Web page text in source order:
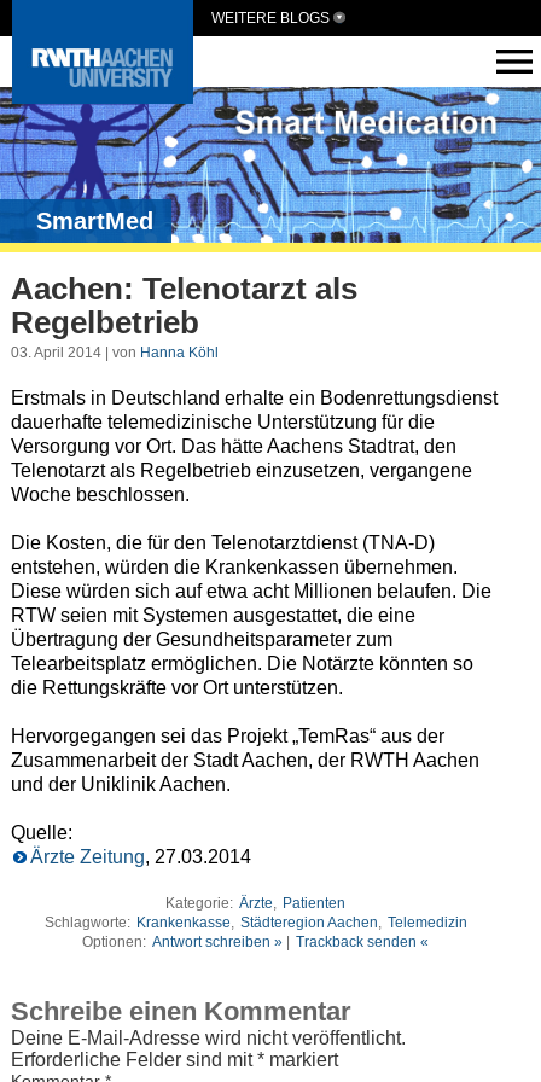
WEITERE BLOGS
SmartMed
Aachen: Telenotarzt als
Regelbetrieb
03. April 2014 | von Hanna Köhl
Erstmals in Deutschland erhalte ein Bodenrettungsdienst
dauerhafte telemedizinische Unterstützung für die
Versorgung vor Ort. Das hätte Aachens Stadtrat, den
Telenotarzt als Regelbetrieb einzusetzen, vergangene
Woche beschlossen.
Die Kosten, die für den Telenotarztdienst (TNA-D)
entstehen, würden die Krankenkassen übernehmen.
Diese würden sich auf etwa acht Millionen belaufen. Die
RTW seien mit Systemen ausgestattet, die eine
Übertragung der Gesundheitsparameter zum
Telearbeitsplatz ermöglichen. Die Notärzte könnten so
die Rettungskräfte vor Ort unterstützen.
Hervorgegangen sei das Projekt „TemRas“ aus der
Zusammenarbeit der Stadt Aachen, der RWTH Aachen
und der Uniklinik Aachen.
Quelle:
Ärzte Zeitung, 27.03.2014
Kategorie: Ärzte, Patienten
Schlagworte: Krankenkasse, Städteregion Aachen, Telemedizin
Optionen: Antwort schreiben » Trackback senden «
Schreibe einen Kommentar
Deine E-Mail-Adresse wird nicht veröffentlicht.
Erforderliche Felder sind mit*markiert